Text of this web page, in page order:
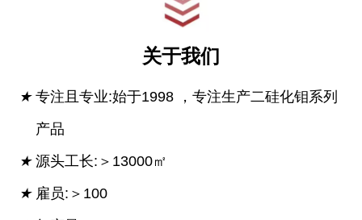
关于我们
★ 专注且专业:始于1998 ，专注生产二硅化钼系列
产品
★ 源头工长:＞13000㎡
★ 雇员:＞100